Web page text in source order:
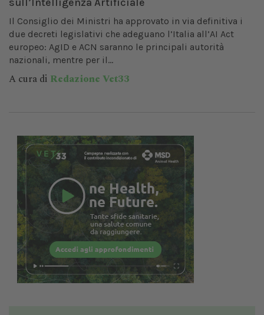
Il Consiglio dei Ministri ha approvato in via definitiva i
due decreti legislativi che adeguano l’Italia all’AI Act
europeo: AgID e ACN saranno le principali autorità
nazionali, mentre per il...
A cura di Redazione Vet33